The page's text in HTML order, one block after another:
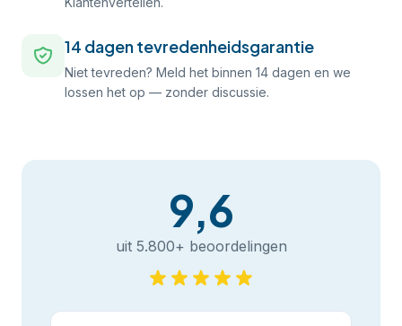
14 dagen tevredenheidsgarantie
Niet tevreden? Meld het binnen 14 dagen en we
lossen het op — zonder discussie.
9,6
uit 5.800+ beoordelingen